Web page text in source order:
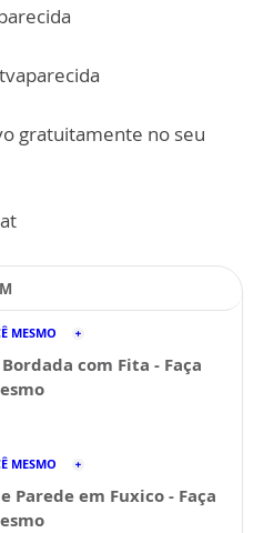
gratuitamente no seu
MESMO
Bordada com Fita - Faça
MESMO
Parede em Fuxico - Faça